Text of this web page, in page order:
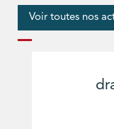
Voir toutes nos